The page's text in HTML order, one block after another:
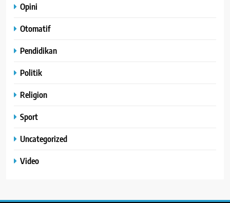
Opini
Otomatif
Pendidikan
Politik
Religion
Sport
Uncategorized
Video